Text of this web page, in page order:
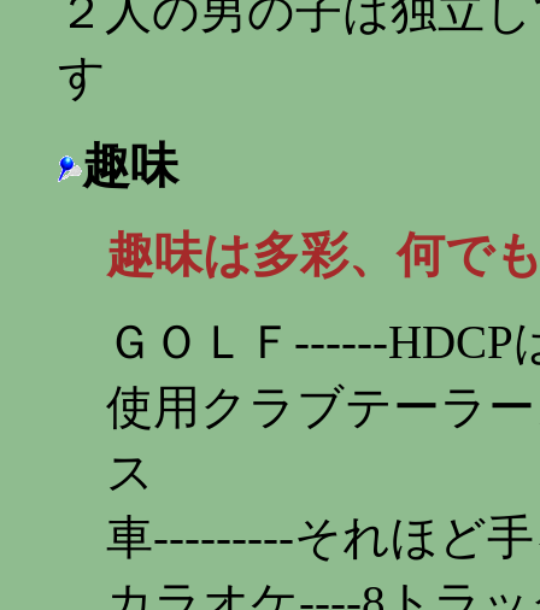
２人の男の子は独立
す
趣味
趣味は多彩、何で
ＧＯＬＦ------
使用クラブテーラ
ス
車---------それほど